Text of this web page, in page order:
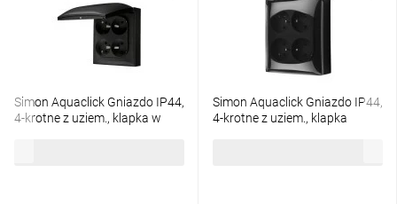
Simon Aquaclick Gniazdo IP44,
4-krotne z uziem., klapka w
Simon Aquaclick Gniazdo IP44,
4-krotne z uziem., klapka